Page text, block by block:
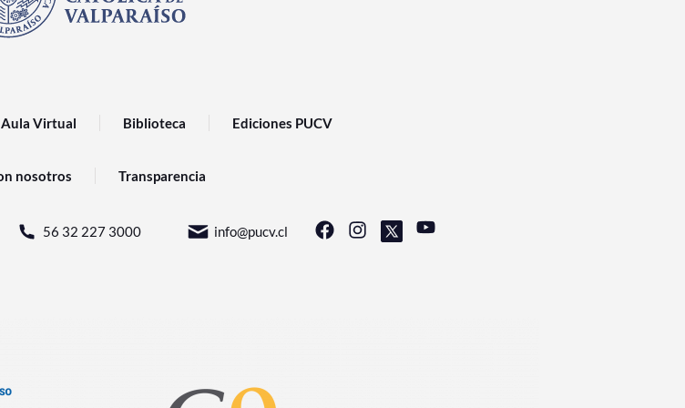
Aula Virtual Biblioteca Ediciones PUCV
nosotros Transparencia
56 32 227 3000 info@pucv.cl